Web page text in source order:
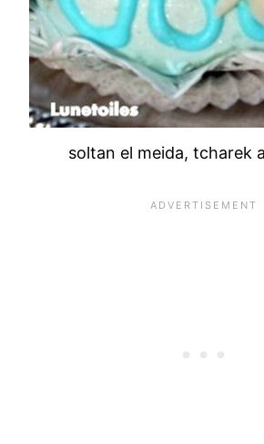
soltan el meida, tcharek